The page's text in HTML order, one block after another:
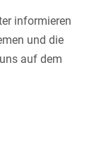
informieren
und die
auf dem